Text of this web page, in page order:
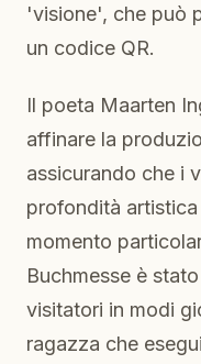
'visione', che può
un codice QR.
Il poeta Maarten
affinare la
assicurando che i
profondità
momento
Buchmesse è
visitatori in modi
ragazza che